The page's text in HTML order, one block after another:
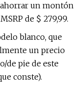
ahorrar un montón
de $ 279,99.
blanco, que
un precio
de pie de este
conste).